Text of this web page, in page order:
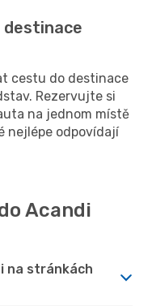
cestu do destinace
Rezervujte si
na jednom místě
nejlépe odpovídají
Acandi
na stránkách